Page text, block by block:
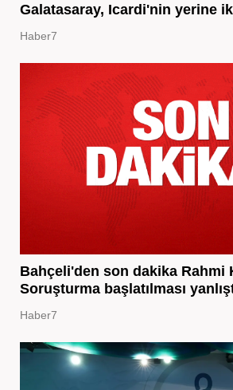
Galatasaray, Icardi'nin yerine
Haber7
Bahçeli'den son dakika Rahmi
Soruşturma başlatılması
Haber7